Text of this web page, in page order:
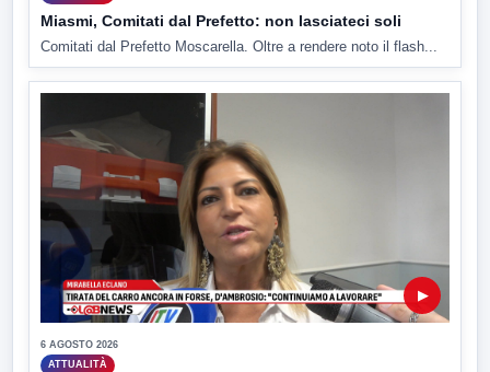
Miasmi, Comitati dal Prefetto: non lasciateci soli
Comitati dal Prefetto Moscarella. Oltre a rendere noto il flash...
▶
6 AGOSTO 2026
ATTUALITÀ